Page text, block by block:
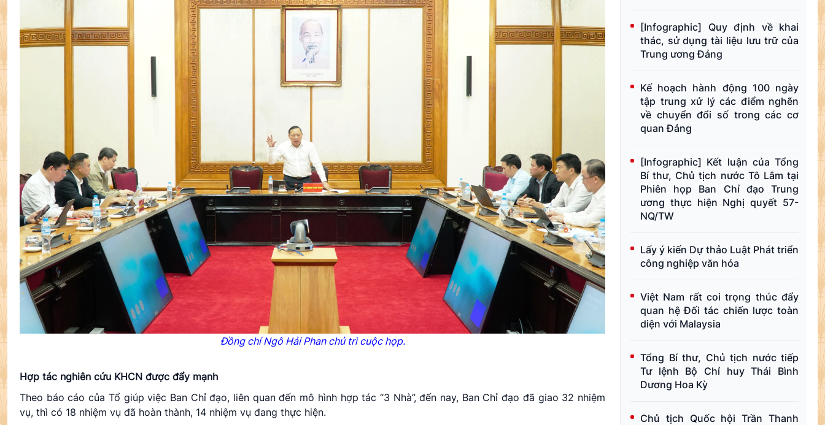
Đồng chí Ngô HảiPhanchủ trì cuộc họp.
Hợp tác nghiên cứu KHCN được đẩy mạnh
Theo báo cáo của Tổ giúp việc Ban Chỉ đạo, liên quan đến mô hình hợp tác “3 Nhà”, đến nay, Ban Chỉ đạo đã giao 32 nhiệm
vụ, thì có 18 nhiệm vụ đã hoàn thành, 14 nhiệm vụ đang thực hiện.
[Infographic] Quy định về khai
thác, sử dụng tài liệu lưu trữ của
Trung ương Đảng
Kế hoạch hành động 100 ngày
tập trung xử lý các điểm nghẽn
về chuyển đổi số trong các cơ
quan Đảng
[Infographic] Kết luận của Tổng
Bí thư, Chủ tịch nước Tô Lâm tại
Phiên họp Ban Chỉ đạo Trung
ương thực hiện Nghị quyết 57-
NQ/TW
Lấy ý kiến Dự thảo Luật Phát triển
công nghiệp văn hóa
Việt Nam rất coi trọng thúc đẩy
quan hệ Đối tác chiến lược toàn
diện với Malaysia
Tổng Bí thư, Chủ tịch nước tiếp
Tư lệnh Bộ Chỉ huy Thái Bình
Dương Hoa Kỳ
Chủ tịch Quốc hội Trần Thanh